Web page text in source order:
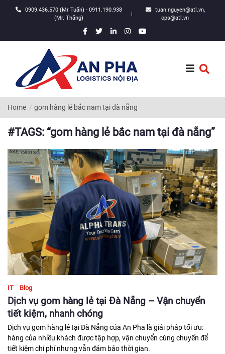
0909.436.570 (Mr Tuấn) - 0911.190.938
(Mr. Thắng)
|
tuan.nguyen@atl.vn,
ops@atl.vn
Home gom hàng lẻ bắc nam tại đà nẵng
#TAGS: “gom hàng lẻ bắc nam tại đà nẵng”
IT Blog
Dịch vụ gom hàng lẻ tại Đà Nẵng – Vận chuyển
tiết kiệm, nhanh chóng
Dịch vụ gom hàng lẻ tại Đà Nẵng của An Pha là giải pháp tối ưu:
hàng của nhiều khách được tập hợp, vận chuyển cùng chuyến để
tiết kiệm chi phí nhưng vẫn đảm bảo thời gian.